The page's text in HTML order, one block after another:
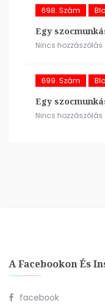
698. Szám
Egy
Nincs hozzászólás
699. Szám
Egy
Nincs hozzászólás
A Facebookon És
facebook